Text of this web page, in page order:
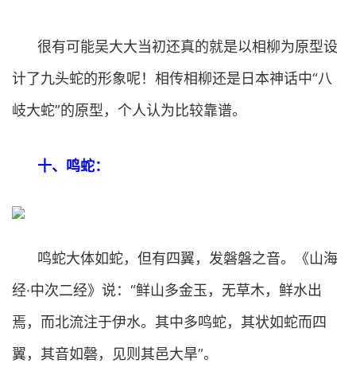
很有可能吴大大当初还真的就是以相柳为原型设
计了九头蛇的形象呢！相传相柳还是日本神话中“八
岐大蛇”的原型，个人认为比较靠谱。
十、鸣蛇：
鸣蛇大体如蛇，但有四翼，发磐磐之音。《山海
经·中次二经》说：“鲜山多金玉，无草木，鲜水出
焉，而北流注于伊水。其中多鸣蛇，其状如蛇而四
翼，其音如磬，见则其邑大旱”。